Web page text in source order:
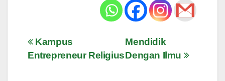
Navigasi
pos
Mendidik
Dengan Ilmu
Kampus
Entrepreneur Religius